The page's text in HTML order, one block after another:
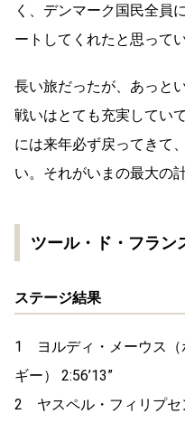
く、デンマーク国民全員
ートしてくれたと思ってい
長い旅だったが、あっと
戦いはとても充実してい
には来年必ず戻ってきて
い。それがいまの最大の計
ツール・ド・フラ
ステージ結果
1 ヨルディ・メーウス（
ギー） 2:56’13”
2 ヤスペル・フィリプセ